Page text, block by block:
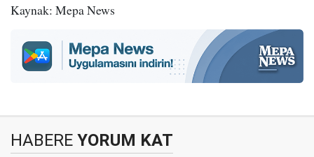
Kaynak: Mepa News
HABERE YORUM KAT